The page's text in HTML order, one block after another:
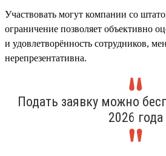
Участвовать могут компании со
ограничение позволяет объективно
и удовлетворённость сотрудников,
нерепрезентативна.
Подать заявку можно
2026 года